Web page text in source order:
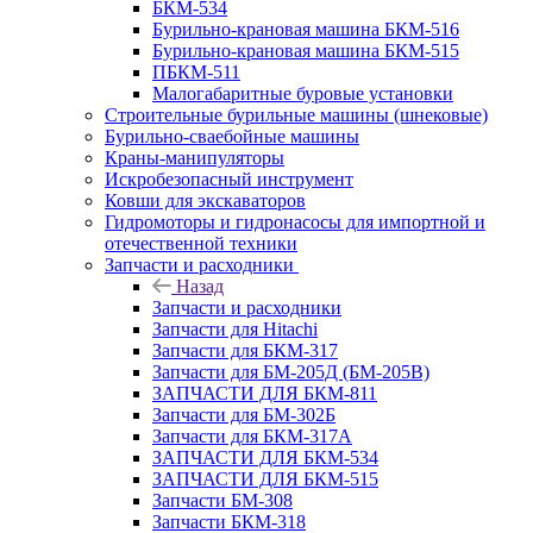
БКМ-534
Бурильно-крановая машина БКМ-516
Бурильно-крановая машина БКМ-515
ПБКМ-511
Малогабаритные буровые установки
Строительные бурильные машины (шнековые)
Бурильно-сваебойные машины
Краны-манипуляторы
Искробезопасный инструмент
Ковши для экскаваторов
Гидромоторы и гидронасосы для импортной и
отечественной техники
Запчасти и расходники
Назад
Запчасти и расходники
Запчасти для Hitachi
Запчасти для БКМ-317
Запчасти для БМ-205Д (БМ-205В)
ЗАПЧАСТИ ДЛЯ БКМ-811
Запчасти для БМ-302Б
Запчасти для БКМ-317А
ЗАПЧАСТИ ДЛЯ БКМ-534
ЗАПЧАСТИ ДЛЯ БКМ-515
Запчасти БМ-308
Запчасти БКМ-318